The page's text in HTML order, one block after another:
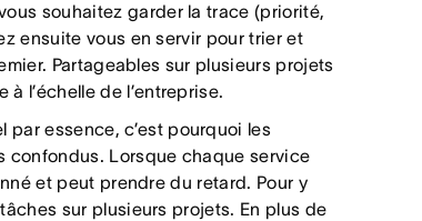
souhaitez garder la trace (priorité,
ensuite vous en servir pour trier et
Partageables sur plusieurs projets
l’échelle de l’entreprise.
par essence, c’est pourquoi les
confondus. Lorsque chaque service
et peut prendre du retard. Pour y
sur plusieurs projets. En plus de